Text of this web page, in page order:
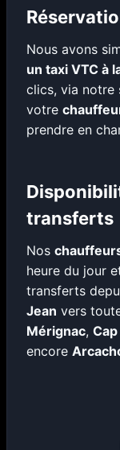
Nous avons
un taxi VTC à
clics, via notre
votre
prendre en
transferts
Nos
heure du jour
transferts
Jean vers
Mérignac,
encore